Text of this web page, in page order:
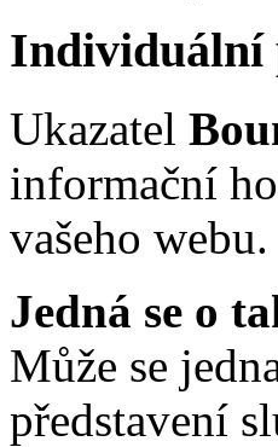
Individuální
Ukazatel
informační
vašeho webu.
Jedná se o
Může se
představení